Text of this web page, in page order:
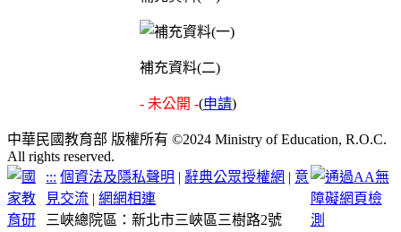
補充資料(二)
- 未公開 -(申請)
中華民國教育部 版權所有 ©2024 Ministry of Education, R.O.C.
All rights reserved.
::: 個資法及隱私聲明 | 辭典公眾授權網 | 意
見交流 |網網相連
三峽總院區：新北市三峽區三樹路2號